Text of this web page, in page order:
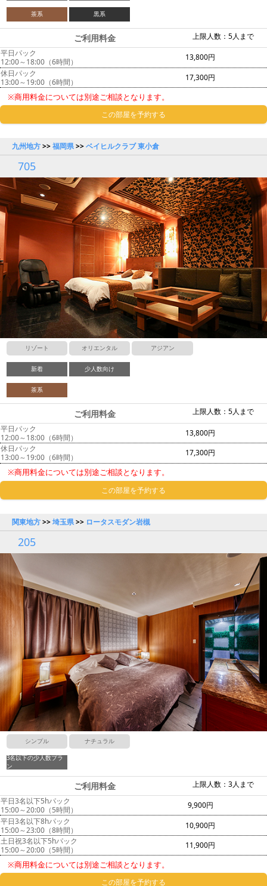
茶系 黒系
上限人数：5人まで
ご利用料金
平日パック
12:00～18:00（6時間）
13,800円
休日パック
13:00～19:00（6時間）
17,300円
※商用料金については別途ご相談となります。
この部屋を予約する
九州地方>>福岡県>>ベイヒルクラブ 東小倉
705
リゾート オリエンタル アジアン
新着 少人数向け
茶系
上限人数：5人まで
ご利用料金
平日パック
12:00～18:00（6時間）
13,800円
休日パック
13:00～19:00（6時間）
17,300円
※商用料金については別途ご相談となります。
この部屋を予約する
関東地方>>埼玉県>> ロータスモダン岩槻
205
シンプル ナチュラル
3名以下の少人数プラ
ン
上限人数：3人まで
ご利用料金
平日3名以下5hパック
15:00～20:00（5時間）
9,900円
平日3名以下8hパック
15:00～23:00（8時間）
10,900円
土日祝3名以下5hパック
15:00～20:00（5時間）
11,900円
※商用料金については別途ご相談となります。
この部屋を予約する